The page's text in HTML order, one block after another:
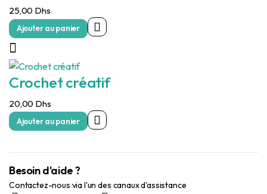
25,00 Dhs
Ajouter au panier
Crochet créatif
20,00 Dhs
Ajouter au panier
Besoin d'aide ?
Contactez-nous via l'un des canaux d'assistance